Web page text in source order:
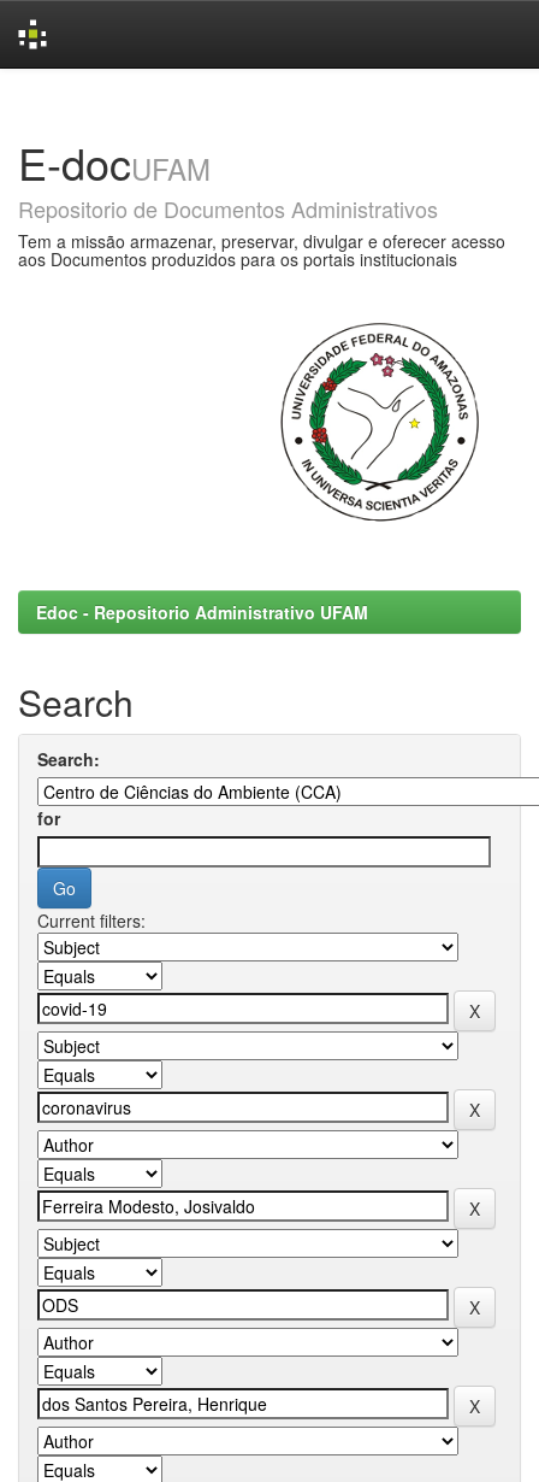
E-docUFAM
Repositorio de Documentos Administrativos
Tem a missão armazenar, preservar, divulgar e oferecer acesso
aos Documentos produzidos para os portais institucionais
Edoc - Repositorio Administrativo UFAM
Search
Search:
for
Current filters: